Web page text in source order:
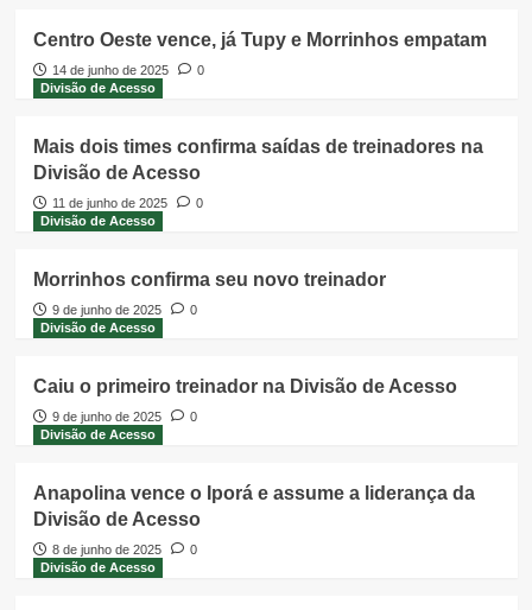
Centro Oeste vence, já Tupy e Morrinhos empatam
14 de junho de 2025
0
Divisão de Acesso
Mais dois times confirma saídas de treinadores na
Divisão de Acesso
11 de junho de 2025
0
Divisão de Acesso
Morrinhos confirma seu novo treinador
9 de junho de 2025
0
Divisão de Acesso
Caiu o primeiro treinador na Divisão de Acesso
9 de junho de 2025
0
Divisão de Acesso
Anapolina vence o Iporá e assume a liderança da
Divisão de Acesso
8 de junho de 2025
0
Divisão de Acesso